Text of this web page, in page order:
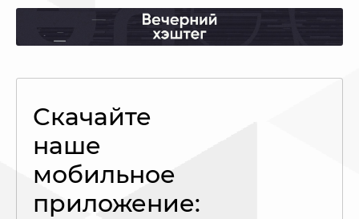
Скачайте
наше
мобильное
приложение: